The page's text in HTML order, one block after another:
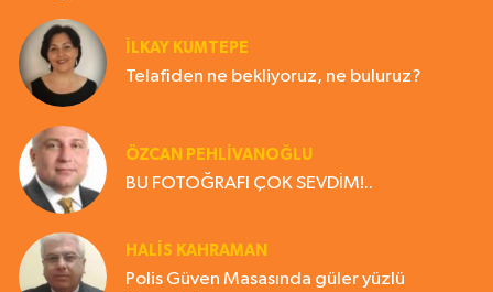
İLKAY KUMTEPE
Telafiden ne bekliyoruz, ne buluruz?
ÖZCAN PEHLİVANOĞLU
BU FOTOĞRAFI ÇOK SEVDİM!..
HALIS KAHRAMAN
Polis Güven Masasında güler yüzlü